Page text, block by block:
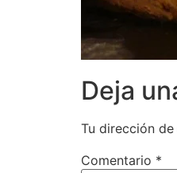
Deja
Tu dirección
Comentario *